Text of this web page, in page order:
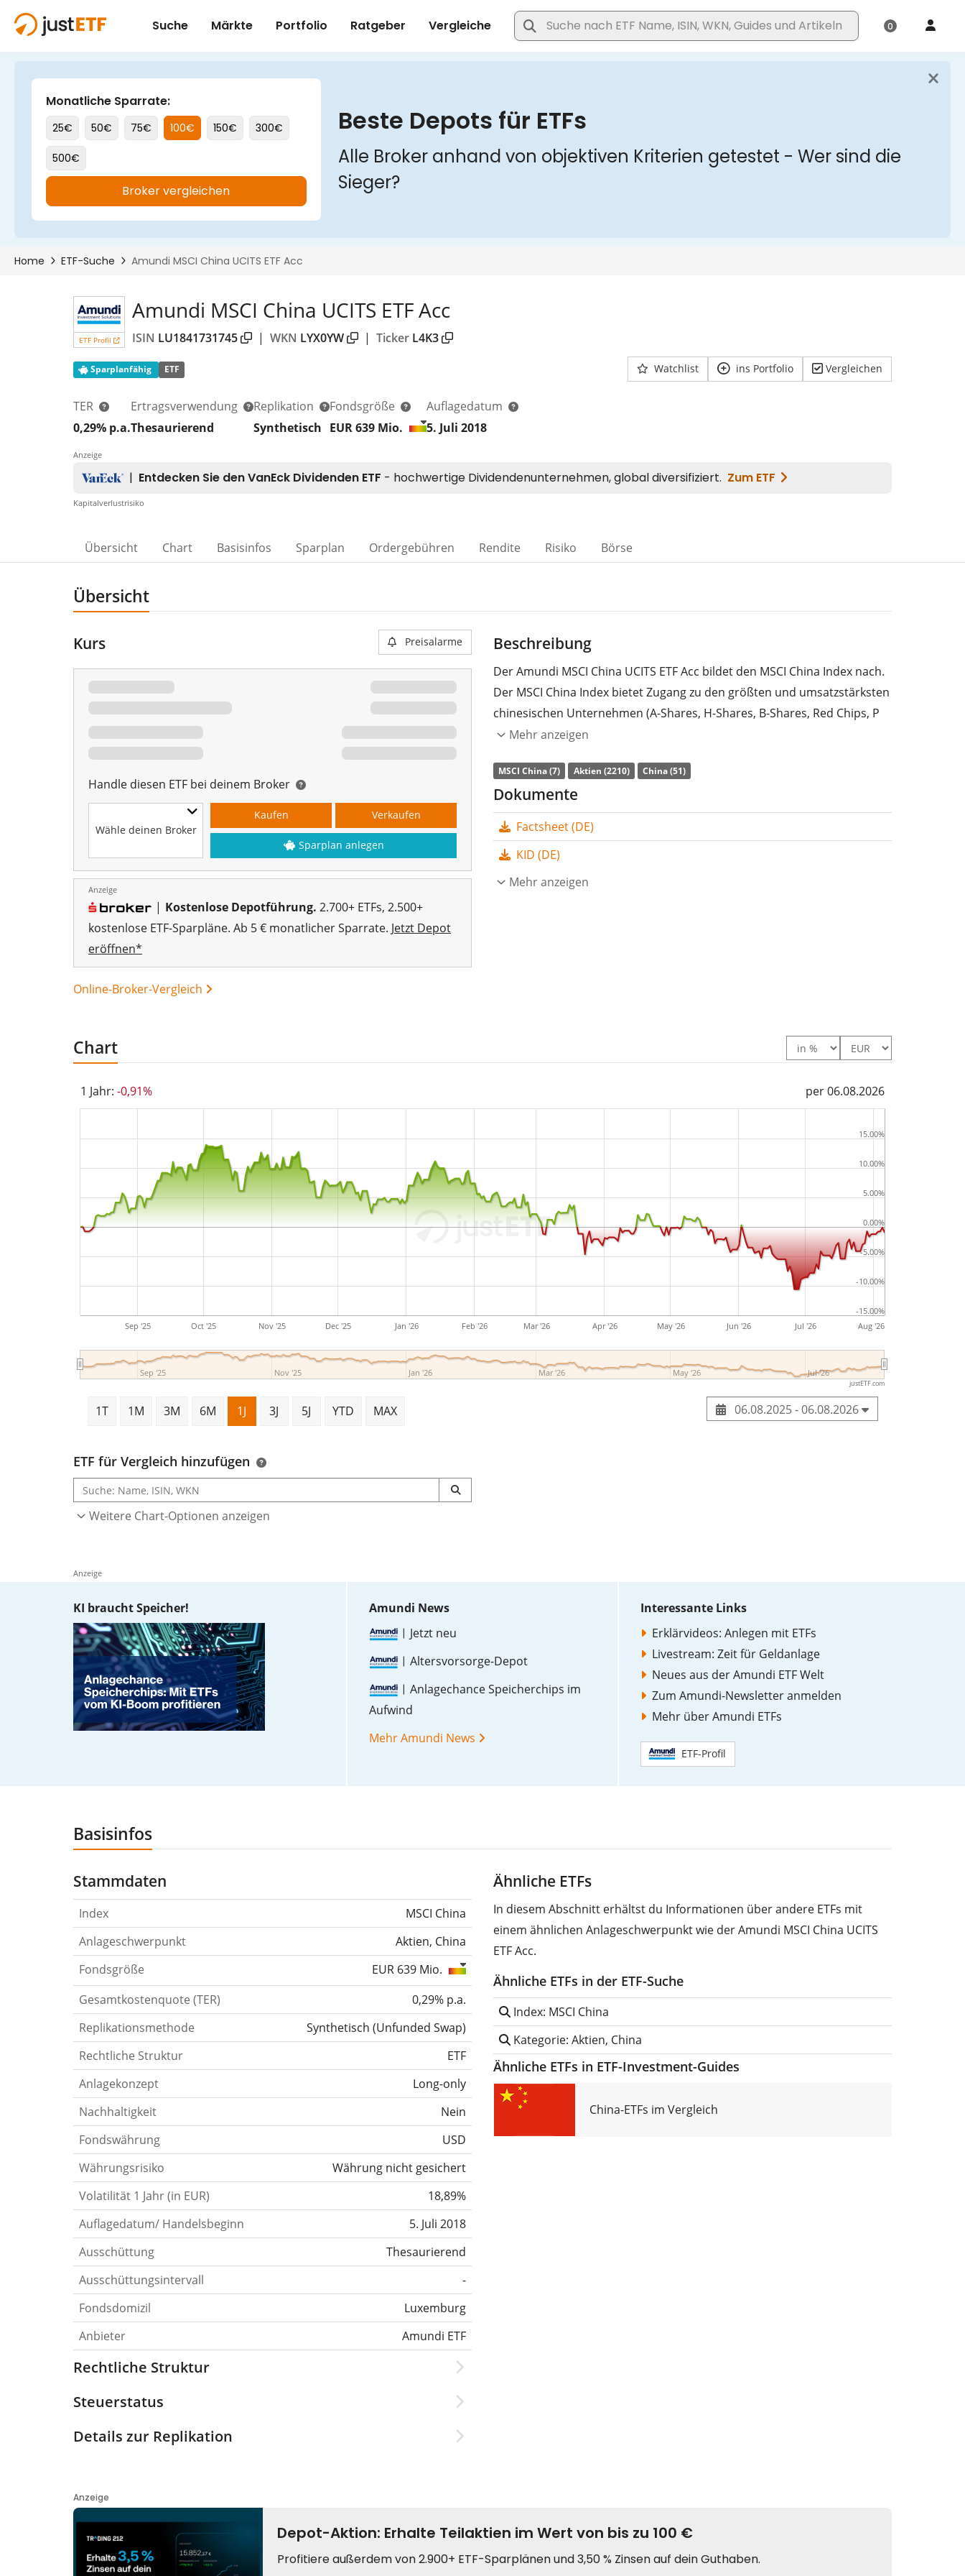
ETF Profil
Amundi MSCI China UCITS ETF Acc
ISIN LU1841731745 | WKN LYX0YW | Ticker L4K3
Sparplanfähig ETF Watchlist ins Portfolio Vergleichen
TER
0,29% p.a.
Ertragsverwendung
Thesaurierend
Replikation
Synthetisch
Fondsgröße
EUR 639 Mio.
Auflagedatum
5. Juli 2018
Anzeige
Kapitalverlustrisiko
Übersicht Chart Basisinfos Sparplan Ordergebühren Rendite Risiko Börse
Übersicht
Kurs Preisalarme
Handle diesen ETF bei deinem Broker
Wähle deinen Broker
Kaufen Verkaufen
Sparplan anlegen
Anzeige
| Kostenlose Depotführung. 2.700+ ETFs, 2.500+
kostenlose ETF-Sparpläne. Ab 5 € monatlicher Sparrate. Jetzt Depot
eröffnen*
Online-Broker-Vergleich
Beschreibung
Der Amundi MSCI China UCITS ETF Acc bildet den MSCI China Index nach.
Der MSCI China Index bietet Zugang zu den größten und umsatzstärksten
chinesischen Unternehmen (A-Shares, H-Shares, B-Shares, Red Chips, P
Chips).
DieTER(Gesamtkostenquote) des ETF liegt bei
die Wertentwicklung des Index
thesauriert(in den ETF reinvestiert).
Der Amundi MSCI China UCITS ETF Acc ist ein großer ETF mit
Euro Fondsvolumen
Mehr anzeigen
MSCI China (7) Aktien (2210) China (51)
Dokumente
Factsheet (DE)
KID (DE)
Mehr anzeigen
Chart
1 Jahr: -0,91% per 06.08.2026
Sep '25 Oct '25 Nov '25 Dec '25 Jan '26 Feb '26 Mar '26 Apr '26 May '26 Jun '26 Jul '26 Aug '26
Sep '25 Nov '25 Jan '26 Mar '26 May '26 Jul '26
-15.00%
-10.00%
-5.00%
0.00%
5.00%
10.00%
15.00%
justETF.com
1T 1M 3M 6M 1J 3J 5J YTD MAX 06.08.2025 - 06.08.2026
ETF für Vergleich hinzufügen
Weitere Chart-Optionen anzeigen
Anzeige
KI braucht Speicher!
Amundi News
Jetzt neu
Altersvorsorge-Depot
Anlagechance Speicherchips im
Aufwind
Mehr Amundi News
Interessante Links
Erklärvideos: Anlegen mit ETFs
Livestream: Zeit für Geldanlage
Neues aus der Amundi ETF Welt
Zum Amundi-Newsletter anmelden
Mehr über Amundi ETFs
ETF-Profil
Basisinfos
Stammdaten
Index
MSCI China
Anlageschwerpunkt
Aktien, China
Fondsgröße
EUR 639 Mio.
Gesamtkostenquote (TER)
0,29% p.a.
Replikationsmethode
Synthetisch (Unfunded Swap)
Rechtliche Struktur
ETF
Anlagekonzept
Long-only
Nachhaltigkeit
Nein
Fondswährung
USD
Währungsrisiko
Währung nicht gesichert
Volatilität 1 Jahr (in EUR)
18,89%
Auflagedatum/ Handelsbeginn
5. Juli 2018
Ausschüttung
Thesaurierend
Ausschüttungsintervall
-
Fondsdomizil
Luxemburg
Anbieter
Amundi ETF
Rechtliche Struktur
Steuerstatus
Details zur Replikation
Ähnliche ETFs
In diesem Abschnitt erhältst du Informationen über andere ETFs mit
einem ähnlichen Anlageschwerpunkt wie der Amundi MSCI China UCITS
ETF Acc.
Ähnliche ETFs in der ETF-Suche
Index: MSCI China
Kategorie: Aktien, China
Ähnliche ETFs in ETF-Investment-Guides
China-ETFs im Vergleich